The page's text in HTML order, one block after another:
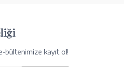
bültenimize kayıt ol!